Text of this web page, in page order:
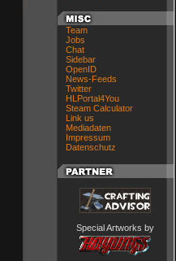
Team
Jobs
Chat
Sidebar
OpenID
News-Feeds
Twitter
HLPortal4You
Steam Calculator
Link us
Mediadaten
Impressum
Datenschutz
Special Artworks by